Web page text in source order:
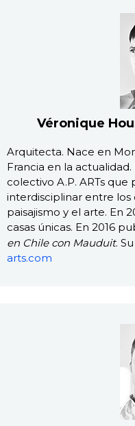
Véronique
Arquitecta. Nace en
Francia en la
colectivo A.P. ARTs
interdisciplinar entre los
paisajismo y el arte. En
casas únicas. En 2016
en Chile con Mauduit.
arts.com